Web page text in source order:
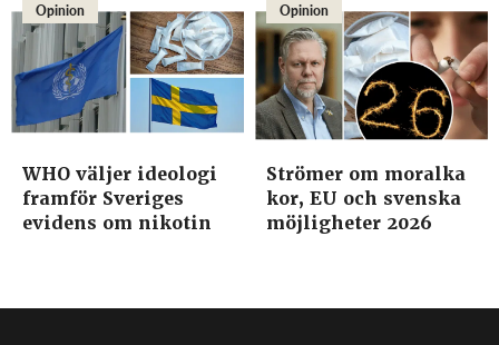
Opinion
WHO väljer ideologi
framför Sveriges
evidens om nikotin
Opinion
Strömer om moralka
kor, EU och svenska
möjligheter 2026